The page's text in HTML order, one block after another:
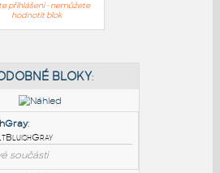
přihlášeni - nemůžete
hodnotit blok